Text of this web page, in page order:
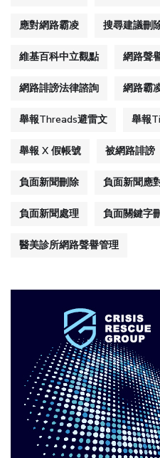
應對網路霸凌 搜尋建議刪
維基百科中立觀點 網路聲
網路誹謗法律諮詢 網路霸
舉報Threads避雷文 舉報
舉報 X 假帳號 被網路誹謗
負面新聞刪除 負面新聞應
負面新聞處理 負面關鍵字
醫美診所網路聲譽管理